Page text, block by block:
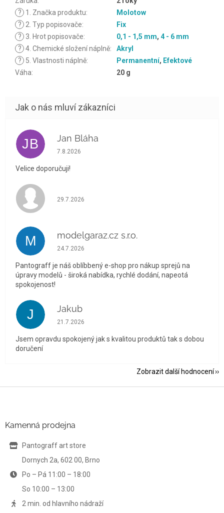
?
1. Značka produktu:
Molotow
?
2. Typ popisovače:
Fix
?
3. Hrot popisovače: 0,1 - 1,5 mm, 4 - 6 mm
? 4. Chemické složení náplně:
Akryl
?
5. Vlastnosti náplně: Permanentní, Efektové
Váha: 20 g
JB Jan Bláha
Hodnocení obchodu je 5 z 5 hvězdiček.
7.8.2026
Velice doporučuji!
Hodnocení obchodu je 5 z 5 hvězdiček.
29.7.2026
M modelgaraz.cz s.r.o.
Hodnocení obchodu je 5 z 5 hvězdiček.
24.7.2026
Pantograff je náš oblíbbený e-shop pro nákup sprejů na
úpravy modelů - široká nabídka, rychlé dodání, napeotá
spokojenost!
J Jakub
Hodnocení obchodu je 5 z 5 hvězdiček.
21.7.2026
Jsem opravdu spokojený jak s kvalitou produktů tak s dobou
doručení
Zobrazit další hodnocení
Kamenná prodejna
Pantograff art store
Dornych 2a, 602 00, Brno
Po – Pá 11:00 – 18:00
So 10:00 – 13:00
2 min. od hlavního nádraží